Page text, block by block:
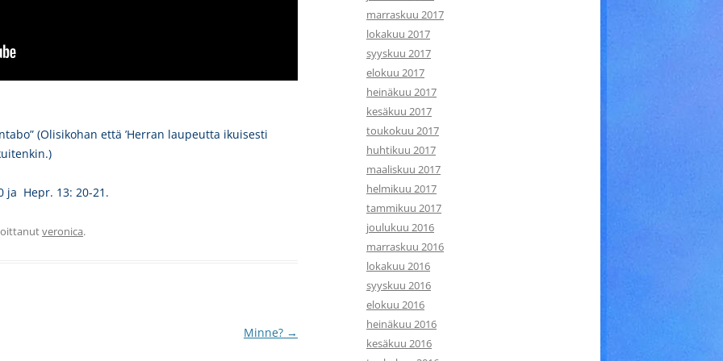
(Olisikohan että ’Herran laupeutta ikuisesti
ja Hepr. 13: 20-21.
veronica.
Minne? →
marraskuu 2017
lokakuu 2017
syyskuu 2017
elokuu 2017
heinäkuu 2017
kesäkuu 2017
toukokuu 2017
huhtikuu 2017
maaliskuu 2017
helmikuu 2017
tammikuu 2017
joulukuu 2016
marraskuu 2016
lokakuu 2016
syyskuu 2016
elokuu 2016
heinäkuu 2016
kesäkuu 2016